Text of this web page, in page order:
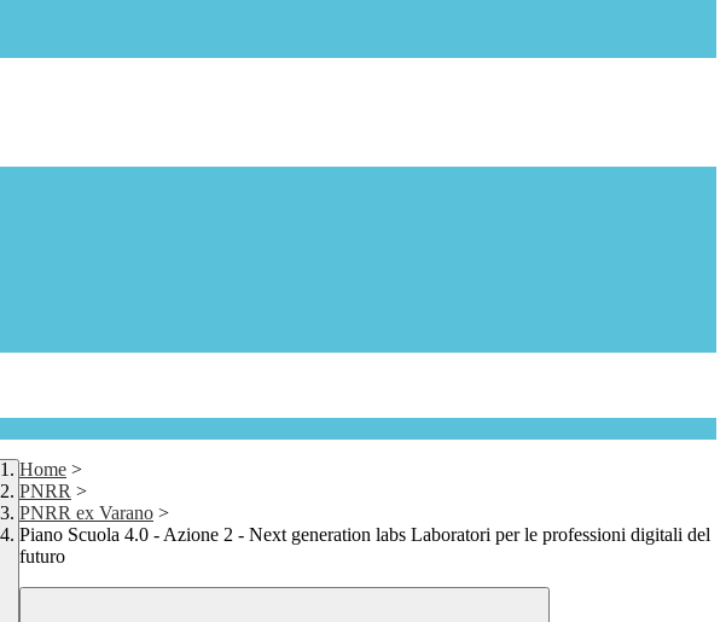
Home >
PNRR >
PNRR ex Varano >
Piano Scuola 4.0 - Azione 2 - Next generation labs Laboratori per le professioni digitali del
futuro